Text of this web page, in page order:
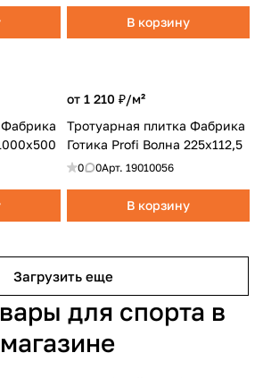
В корзину
Фабрика
от 1 210 ₽/м²
Тротуарная плитка Фабрика
Готика Profi Волна 225x112,5
0 0Арт. 19010056
В корзину
Загрузить еще
для спорта в